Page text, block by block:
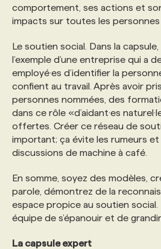
comportement, ses actions et
impacts sur toutes les personnes
Le soutien social. Dans la capsule,
l’exemple d’une entreprise qui a
employé·es d’identifier la
confient au travail. Après avoir
personnes nommées, des
dans ce rôle «d’aidant·es
offertes. Créer ce réseau de
important; ça évite les rumeurs et
discussions de machine à café.
En somme, soyez des modèles,
parole, démontrez de la
espace propice au soutien
équipe de s’épanouir et de
La capsule expert